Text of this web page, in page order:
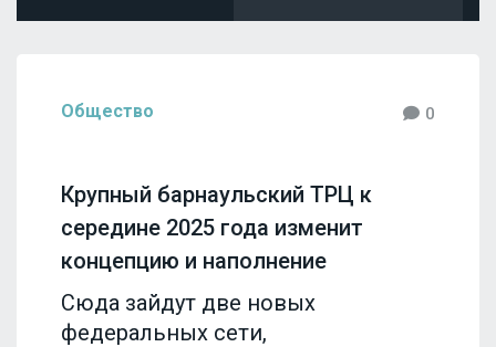
Общество 0
Крупный барнаульский ТРЦ к
середине 2025 года изменит
концепцию и наполнение
Сюда зайдут две новых
федеральных сети,